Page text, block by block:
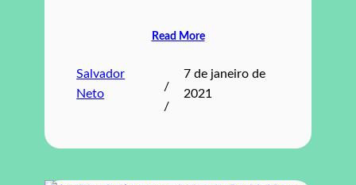
Read More
Salvador
Neto
/
/
7 de janeiro de
2021